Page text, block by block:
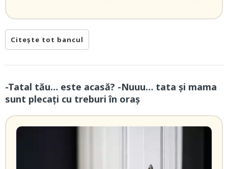
Citește tot bancul
-Tatal tău… este acasă? -Nuuu… tata și mama
sunt plecați cu treburi în oraș